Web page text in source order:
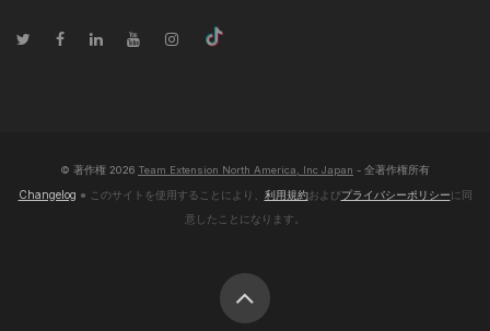
© 著作権 2026 Team Extension North America, Inc Japan - 全著作権所有
Changelog ● このサイトを使用することにより、 利用規約およびプライバシーポリシーに同
意したことになります。